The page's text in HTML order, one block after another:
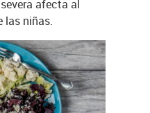
afecta al
las niñas.